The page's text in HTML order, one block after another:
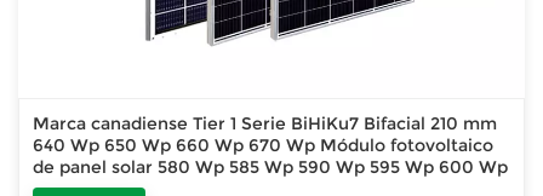
Marca canadiense Tier 1 Serie BiHiKu7 Bifacial 210 mm
640 Wp 650 Wp 660 Wp 670 Wp Módulo fotovoltaico
de panel solar 580 Wp 585 Wp 590 Wp 595 Wp 600 Wp